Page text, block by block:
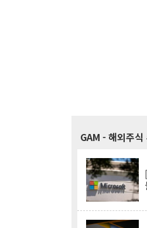
GAM - 해외주식